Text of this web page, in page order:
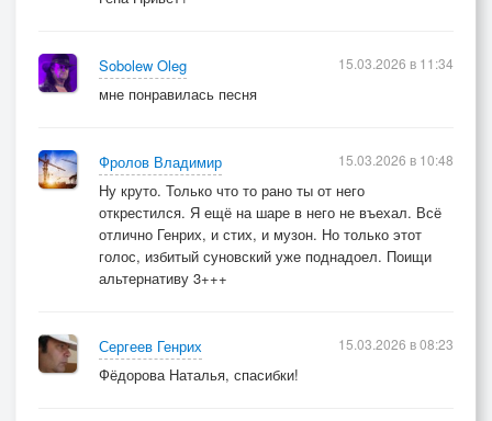
Sobolew Oleg
мне понравилась песня
15.03.2026 в 11:34
Фролов Владимир
Ну круто. Только что то рано ты от него
открестился. Я ещё на шаре в него не въехал. Всё
отлично Генрих, и стих, и музон. Но только этот
голос, избитый суновский уже поднадоел. Поищи
альтернативу 3+++
15.03.2026 в 10:48
Сергеев Генрих
Фёдорова Наталья, спасибки!
15.03.2026 в 08:23